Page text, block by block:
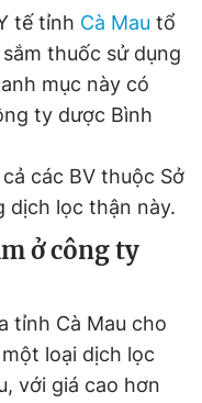
biết
quảng cáo
tế tỉnh Cà Mau tổ
thuốc sử dụng
mục này có
ty dược Bình
các BV thuộc Sở
dịch lọc thận này.
ở công ty
tỉnh Cà Mau cho
loại dịch lọc
với giá cao hơn